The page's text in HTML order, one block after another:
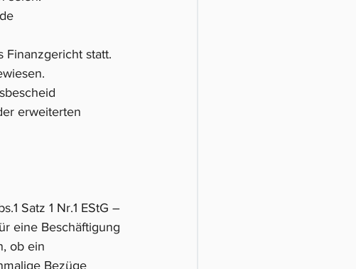
Finanzgericht statt.
erweiterten
Satz 1 Nr.1 EStG –
eine Beschäftigung
ob ein
Bezüge